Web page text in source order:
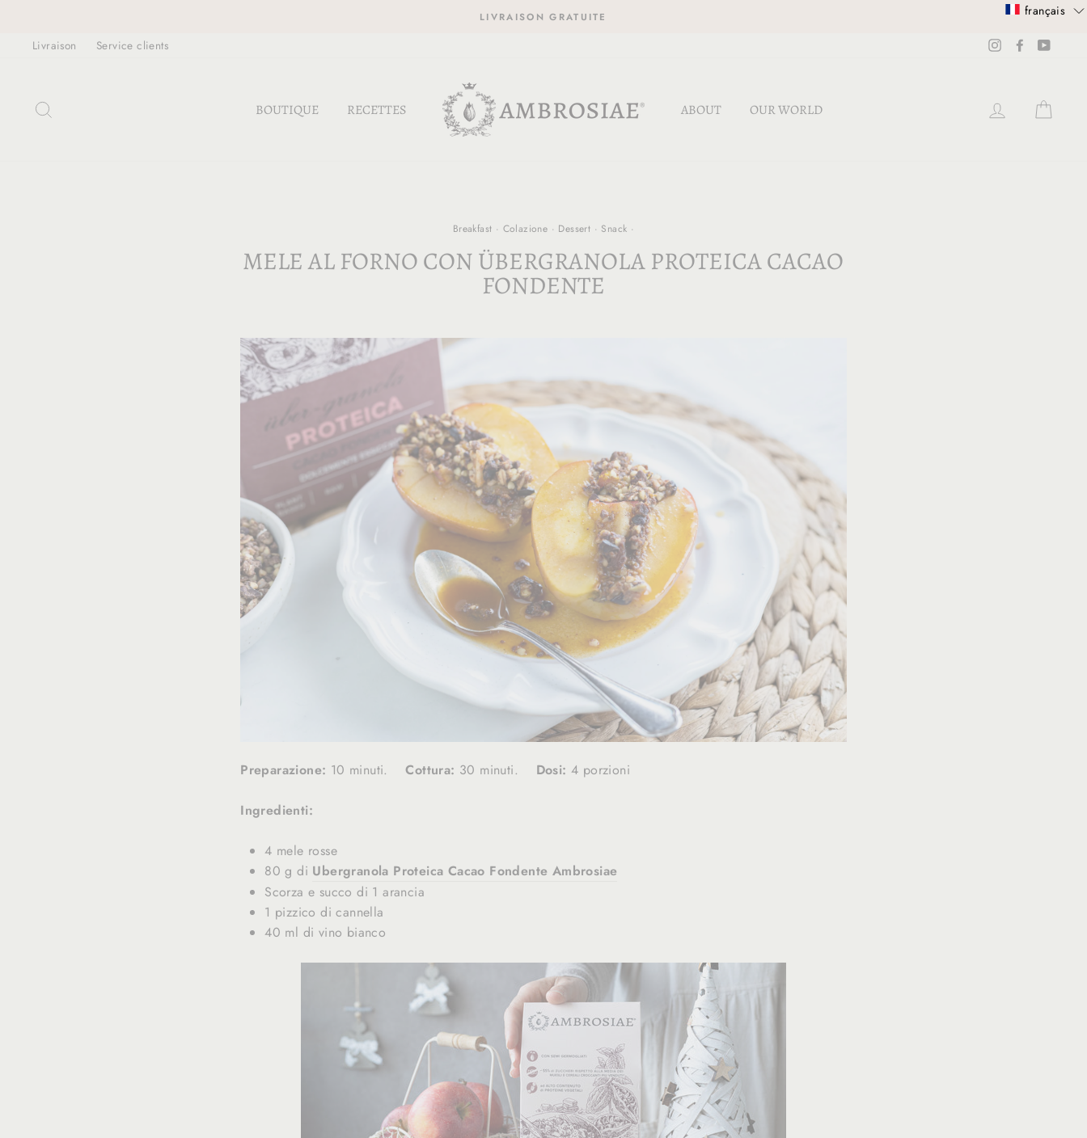
contenu
LIVRAISON GRATUITE
Livraison Service clients InstagramFacebook
BOUTIQUE RECETTES ABOUT OUR WORLD SE
Breakfast · Colazione · Dessert · Snack ·
MELE AL FORNO CON ÜBERGRANOLA PROTEICA CACAO
FONDENTE
Preparazione: 10 minuti.Cottura: 30 minuti. Dosi: 4 porzioni
Ingredienti:
4 mele rosse
80 g di Ubergranola Proteica Cacao Fondente Ambrosiae
Scorza e succo di 1 arancia
1 pizzico di cannella
40 ml di vino bianco
français